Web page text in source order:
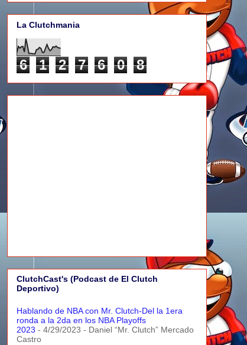
La Clutchmania
6 1 2 7 6 0 8
ClutchCast's (Podcast de El Clutch
Deportivo)
Hablando de NBA con Mr. Clutch-Del la 1era
ronda a la 2da en los NBA Playoffs
2023 - 4/29/2023 - Daniel “Mr. Clutch” Mercado
Castro